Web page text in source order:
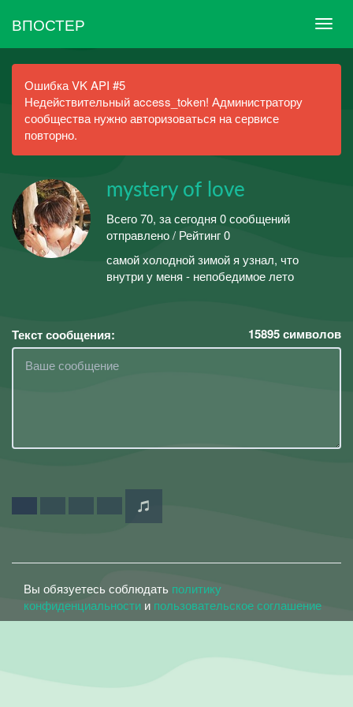
ВПОСТЕР
Ошибка VK API #5
Недействительный access_token! Администратору
сообщества нужно авторизоваться на сервисе
повторно.
mystery of love
Всего 70, за сегодня 0 сообщений
отправлено / Рейтинг 0
самой холодной зимой я узнал, что
внутри у меня - непобедимое лето
Текст сообщения: 15895символов
Вы обязуетесь соблюдать политику
конфиденциальности и пользовательское соглашение